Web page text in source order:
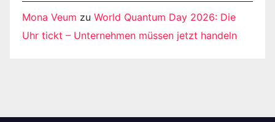
Mona Veum zu World Quantum Day 2026: Die
Uhr tickt – Unternehmen müssen jetzt handeln